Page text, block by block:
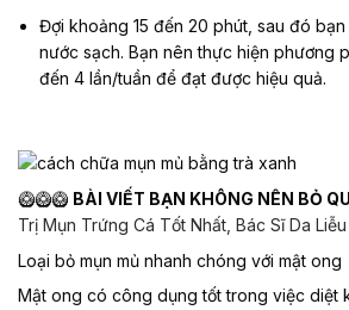
Đợi khoảng 15 đến 20 phút, sau đó
nước sạch. Bạn nên thực hiện phương
đến 4 lần/tuần để đạt được hiệu quả.
🥝🥝🥝 BÀI VIẾT BẠN KHÔNG NÊN BỎ
Trị Mụn Trứng Cá Tốt Nhất, Bác Sĩ Da
Loại bỏ mụn mủ nhanh chóng với mật ong
Mật ong có công dụng tốt trong việc diệt